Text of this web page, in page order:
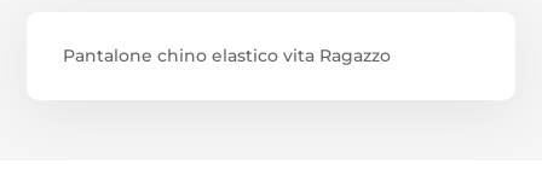
Pantalone chino elastico vita Ragazzo